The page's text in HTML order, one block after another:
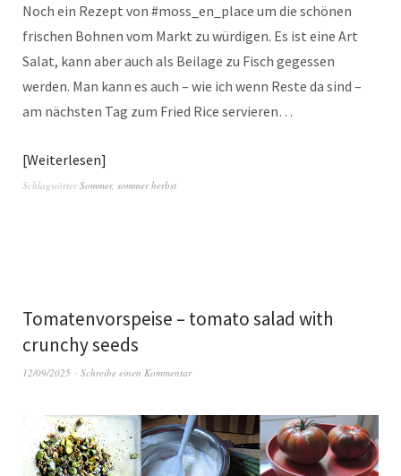
Noch ein Rezept von #moss_en_place um die schönen
frischen Bohnen vom Markt zu würdigen. Es ist eine Art
Salat, kann aber auch als Beilage zu Fisch gegessen
werden. Man kann es auch – wie ich wenn Reste da sind –
am nächsten Tag zum Fried Rice servieren…
Weiterlesen
SchlagwörterSommer, sommer herbst
Tomatenvorspeise – tomato salad with
crunchy seeds
12/09/2025 Schreibe einen Kommentar